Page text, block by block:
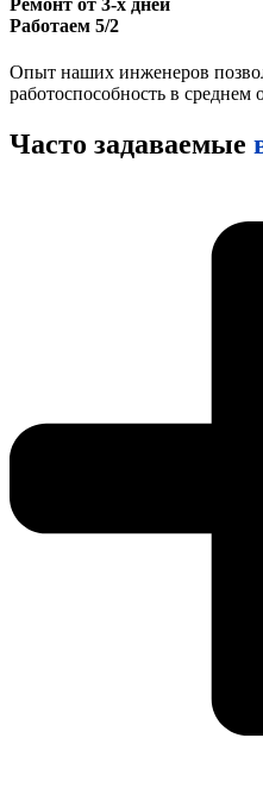
Ремонт от 3-х дней
Работаем 5/2
Опыт наших инженеров
работоспособность в среднем
Часто задаваемые